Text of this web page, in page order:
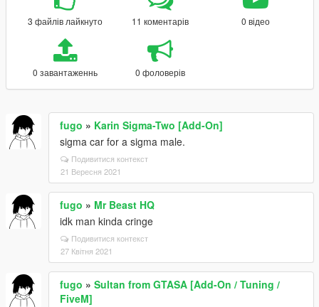
3 файлів лайкнуто 11 коментарів 0 відео
0 завантаженнь 0 фоловерів
fugo » Karin Sigma-Two [Add-On]
sigma car for a sigma male.
Подивитися контекст
21 Вересня 2021
fugo » Mr Beast HQ
idk man kinda cringe
Подивитися контекст
27 Квітня 2021
fugo » Sultan from GTASA [Add-On / Tuning /
FiveM]